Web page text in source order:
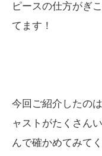
ピースの仕方がぎ
てます！
今回ご紹介したの
ャストがたくさん
んで確かめてみて